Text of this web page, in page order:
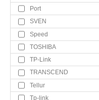
Port
SVEN
Speed
TOSHIBA
TP-Link
TRANSCEND
Tellur
Tp-link